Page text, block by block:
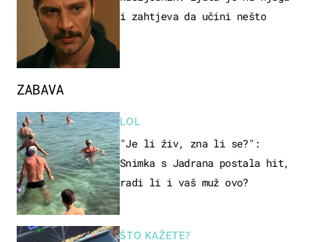
ZABAVA
LOL
"Je li živ, zna li se?":
Snimka s Jadrana postala hit,
radi li i vaš muž ovo?
ŠTO KAŽETE?
i zahtjeva da učini nešto